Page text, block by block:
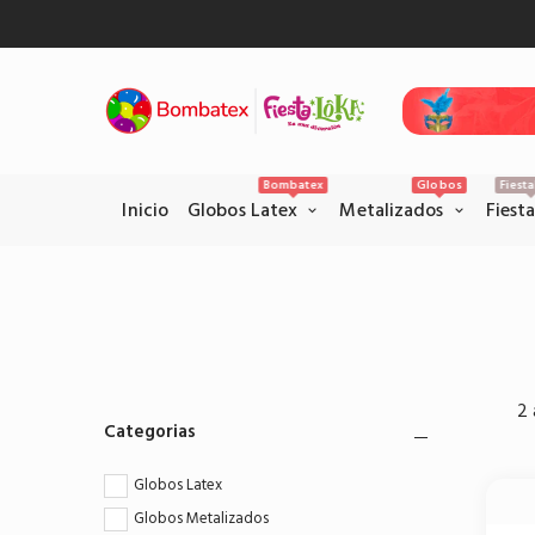
Inicio
Realice sus pagos con la pataforma
Inicio Globos Latex
Bombatex
Metalizados
Globos
Fiesta
Categorias
Globos Latex
Globos Metalizados
2